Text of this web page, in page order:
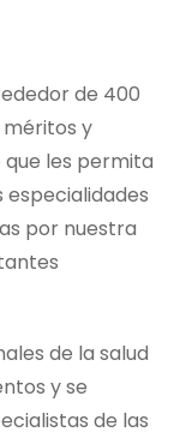
de 400
y
les permita
especialidades
por nuestra
de la salud
y se
de las